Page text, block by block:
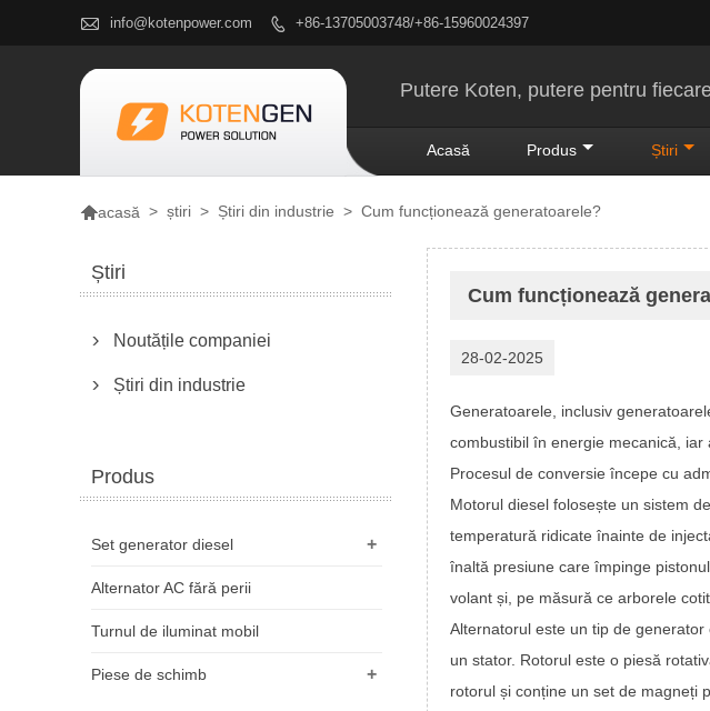
 info@kotenpower.com  +86-13705003748/+86-15960024397
Putere Koten, putere pentru
Acasă Produs Știri
acasă > știri > Știri din industrie > Cum funcționează generatoarele?
Cum funcționează
28-02-2025
Generatoarele, inclusiv
combustibil în energie mecanică,
Procesul de conversie începe cu
Motorul diesel folosește un sistem
temperatură ridicate înainte de
înaltă presiune care împinge
volant și, pe măsură ce arborele
Alternatorul este un tip de
un stator. Rotorul este o piesă
rotorul și conține un set de magneți
Știri
 Noutățile companiei
 Știri din industrie
Produs
+
Set generator diesel
Alternator AC fără perii
Turnul de iluminat mobil
+
Piese de schimb